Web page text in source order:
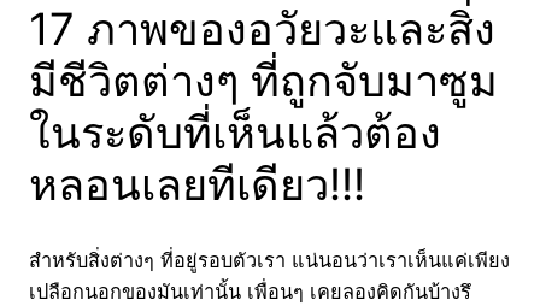
17 ภาพของอวัยวะและสิ่ง
มีชีวิตต่างๆ ที่ถูกจับมาซูม
ในระดับที่เห็นแล้วต้อง
หลอนเลยทีเดียว!!!
สำหรับสิ่งต่างๆ ที่อยู่รอบตัวเรา แน่นอนว่าเราเห็นแค่เพียง
เปลือกนอกของมันเท่านั้น เพื่อนๆ เคยลองคิดกันบ้างรึ